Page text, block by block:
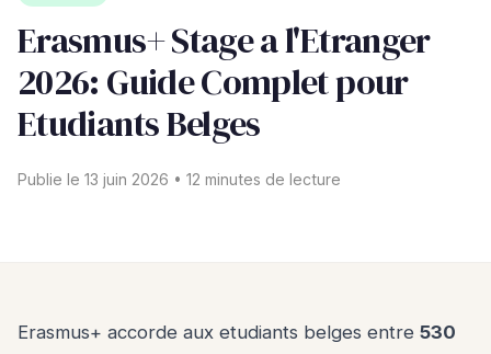
Erasmus+ Stage a l'Etranger
2026: Guide Complet pour
Etudiants Belges
Publie le 13 juin 2026 • 12 minutes de lecture
Erasmus+ accorde aux etudiants belges entre 530